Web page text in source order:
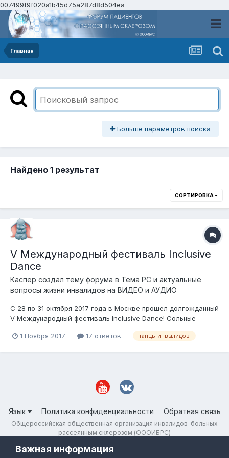
007499f9f020a1b45d75a287d8d504ea
Главная
Больше параметров поиска
Найдено 1 результат
СОРТИРОВКА
V Международный фестиваль Inclusive
Dance
Каспер создал тему форума в Тема РС и актуальные
вопросы жизни инвалидов на ВИДЕО и АУДИО
С 28 по 31 октября 2017 года в Москве прошел долгожданный
V Международный фестиваль Inclusive Dance! Сольные
погрузились в атмосферу искусства, творчества и общения.
1 Ноября 2017 17 ответов танцы инвылидов
Язык Политика конфиденциальности Обратная связь
Общероссийская общественная организация инвалидов-больных
рассеянным склерозом (ОООИБРС)
Важная информация